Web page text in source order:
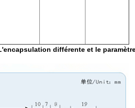
différente et le